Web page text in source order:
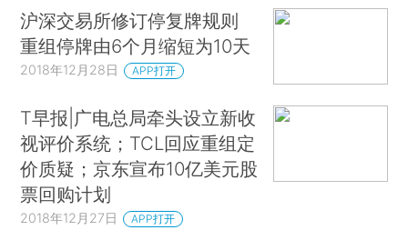
沪深交易所修订停复牌规则
重组停牌由6个月缩短为10天
2018年12月28日 APP打开
T早报|广电总局牵头设立新收
视评价系统；TCL回应重组定
价质疑；京东宣布10亿美元股
票回购计划
2018年12月27日 APP打开